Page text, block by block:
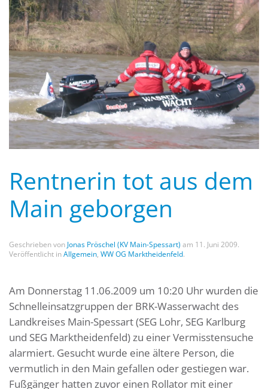
Rentnerin tot aus dem
Main geborgen
Geschrieben vonJonas Pröschel (KV Main-Spessart) am 11. Juni 2009.
Veröffentlicht inAllgemein, WW OG Marktheidenfeld.
Am Donnerstag 11.06.2009 um 10:20 Uhr wurden die
Schnelleinsatzgruppen der BRK-Wasserwacht des
Landkreises Main-Spessart (SEG Lohr, SEG Karlburg
und SEG Marktheidenfeld) zu einer Vermisstensuche
alarmiert. Gesucht wurde eine ältere Person, die
vermutlich in den Main gefallen oder gestiegen war.
Fußgänger hatten zuvor einen Rollator mit einer